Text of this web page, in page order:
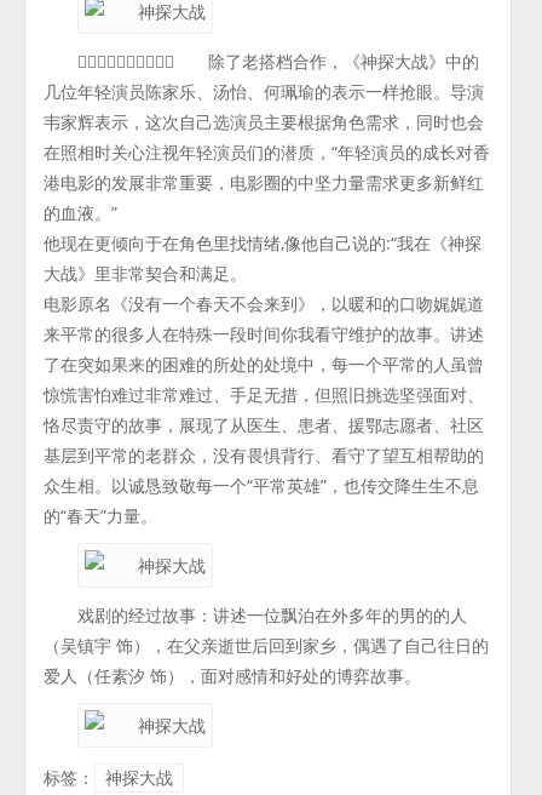
 除了老搭档合作，《神探大战》中的
几位年轻演员陈家乐、汤怡、何珮瑜的表示一样抢眼。导演
韦家辉表示，这次自己选演员主要根据角色需求，同时也会
在照相时关心注视年轻演员们的潜质，“年轻演员的成长对香
港电影的发展非常重要，电影圈的中坚力量需求更多新鲜红
的血液。”
他现在更倾向于在角色里找情绪,像他自己说的:“我在《神探
大战》里非常契合和满足。
电影原名《没有一个春天不会来到》，以暖和的口吻娓娓道
来平常的很多人在特殊一段时间你我看守维护的故事。讲述
了在突如果来的困难的所处的处境中，每一个平常的人虽曾
惊慌害怕难过非常难过、手足无措，但照旧挑选坚强面对、
恪尽责守的故事，展现了从医生、患者、援鄂志愿者、社区
基层到平常的老群众，没有畏惧背行、看守了望互相帮助的
众生相。以诚恳致敬每一个“平常英雄”，也传交降生生不息
的“春天”力量。
戏剧的经过故事：讲述一位飘泊在外多年的男的的人
（吴镇宇 饰），在父亲逝世后回到家乡，偶遇了自己往日的
爱人（任素汐 饰），面对感情和好处的博弈故事。
标签： 神探大战